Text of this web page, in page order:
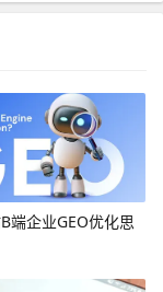
端企业GEO优化思